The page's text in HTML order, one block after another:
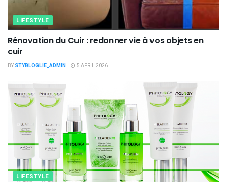
LIFESTYLE
Rénovation du Cuir : redonner vie à vos objets en
cuir
BY STYBLOGLIE_ADMIN 5 APRIL 2026
LIFESTYLE